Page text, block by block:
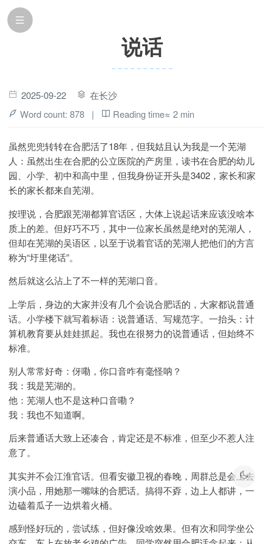
说话
2025-09-22
在长沙
Word count: 878 | Reading time≈ 2 min
虽然兜兜转转在合肥活了18年，但我姑且认为我是一个芜湖
人：虽然出生在合肥的公立医院的产房里，读书在合肥的幼儿
园、小学、初中和高中里，但我身份证开头是3402，家长和家
长的家长都来自芜湖。
按理说，合肥跟芜湖都算官话区，大体上说起话来应该没啥本
质上的差。但好巧不巧，其中一位家长虽然是绝对的芜湖人，
但却在芜湖的吴语区，以至于说着官话的芜湖人把他们的方言
称为“圩里佬话”。
然后就这么沾上了不一样的芜湖口音。
上学后，身边的大家并没有几个会说合肥话的，大家都说普通
话。小学楼下就写着标语：说普通话、写规范字。一抬头：计
算机教育要从娃娃抓起。我也在很努力的说普通话，但始终不
标准。
别人常常好奇：伢嘞，你口音咋有毫怪呐？
我：我是芜湖的。
他：芜湖人也不是这种口音嘞？
我：我也不知道啊。
后来普通话大致上还凑合，肯定还是不标准，但至少不惹人注
意了。
其实并不会江淮官话。但看安徽卫视的春晚，周群总是会上去
演小品，用她那一嘴味的合肥话。搞得不孬，边上人都讲，一
边磕着瓜子一边烘着火桶。
感到怪好玩的，尝试练，但好像没啥效果。但有次和同学坐公